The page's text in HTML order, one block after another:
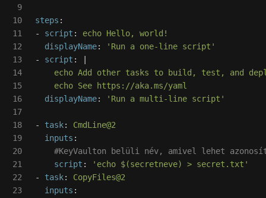
9
10
11
12
13
14
15
16
17
18
19
20
21
22
23
steps :
-
script :
echo Hello, world!
displayName: ' Run a one-line script'
-
script :
echo Add other tasks to build, test, and
echo See https://aka.ms/yaml
displayName: ' Run a multi-line script'
- task:
CmdLine@2
inputs :
#KeyVaulton belüli név, amivel lehet
script : ' echo $(secretneve) > secret.txt'
-
task:
CopyFiles@2
inputs :